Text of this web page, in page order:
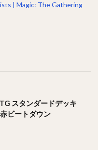
| Magic: The Gathering
スタンダードデッキ
ビートダウン